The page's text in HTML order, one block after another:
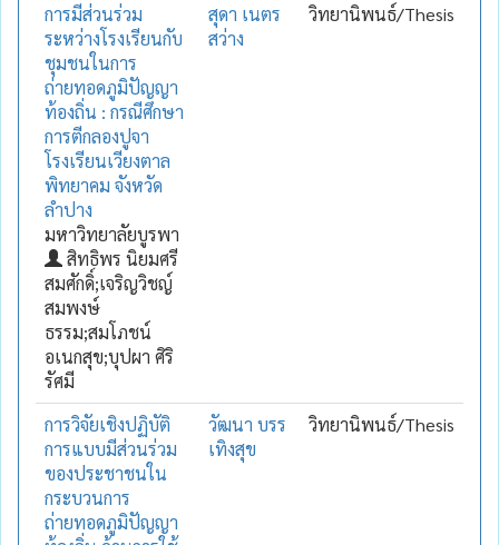
การมีส่วนร่วม
ระหว่างโรงเรียนกับ
ชุมชนในการ
ถ่ายทอดภูมิปัญญา
ท้องถิ่น : กรณีศึกษา
การตีกลองปูจา
โรงเรียนเวียงตาล
พิทยาคม จังหวัด
ลำปาง
มหาวิทยาลัยบูรพา
สิทธิพร นิยมศรี
สมศักดิ์;เจริญวิชญ์
สมพงษ์
ธรรม;สมโภชน์
อเนกสุข;บุปผา ศิริ
รัศมี
สุดา เนตร
สว่าง
วิทยานิพนธ์/Thesis
การวิจัยเชิงปฏิบัติ
การแบบมีส่วนร่วม
ของประชาชนใน
กระบวนการ
ถ่ายทอดภูมิปัญญา
วัฒนา บรร
เทิงสุข
วิทยานิพนธ์/Thesis